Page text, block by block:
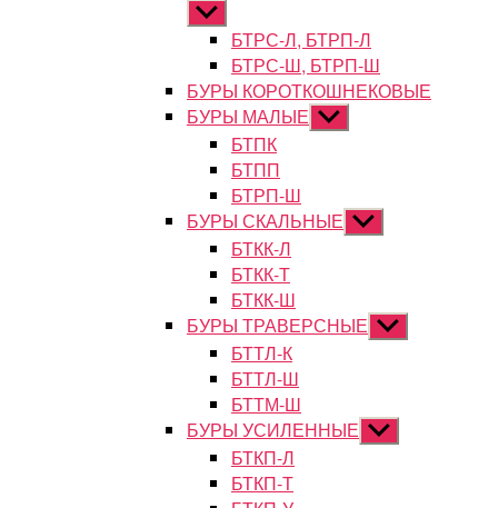
Показывать
подменюБТРС-Л, БТРП-Л
БТРС-Ш, БТРП-Ш
БУРЫ КОРОТКОШНЕКОВЫЕ
БУРЫ МАЛЫЕ Показывать
подменю
БТПК
БТПП
БТРП-Ш
БУРЫ СКАЛЬНЫЕ Показывать
подменю
БТКК-Л
БТКК-Т
БТКК-Ш
БУРЫ ТРАВЕРСНЫЕ Показывать
подменю
БТТЛ-К
БТТЛ-Ш
БТТМ-Ш
БУРЫ УСИЛЕННЫЕ Показывать
подменю
БТКП-Л
БТКП-Т